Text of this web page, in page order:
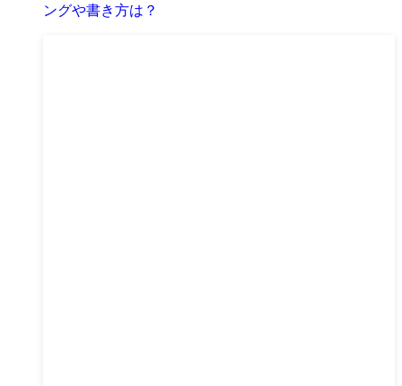
ングや書き方は？